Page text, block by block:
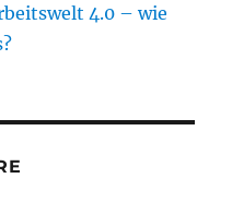
4.0 – wie